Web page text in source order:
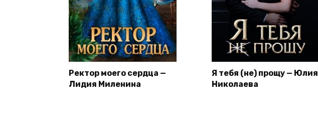
Ректор моего сердца —
Лидия Миленина
Я тебя (не) прощу — Юлия
Николаева